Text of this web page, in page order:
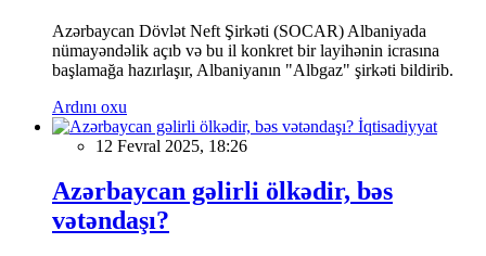
Azərbaycan Dövlət Neft Şirkəti (SOCAR) Albaniyada
nümayəndəlik açıb və bu il konkret bir layihənin icrasına
başlamağa hazırlaşır, Albaniyanın "Albgaz" şirkəti bildirib.
Ardını oxu
İqtisadiyyat
12 Fevral 2025, 18:26
Azərbaycan gəlirli ölkədir, bəs
vətəndaşı?